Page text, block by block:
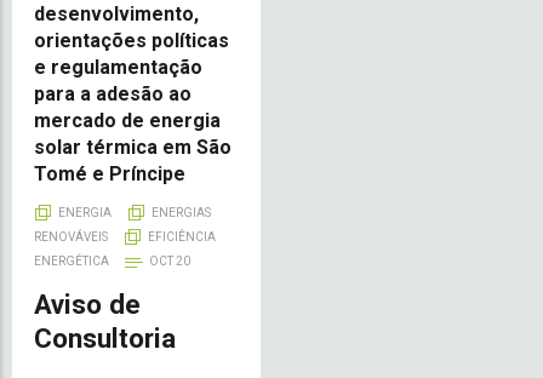
desenvolvimento,
orientações políticas
e regulamentação
para a adesão ao
mercado de energia
solar térmica em São
Tomé e Príncipe
ENERGIA
ENERGIAS
RENOVÁVEIS
EFICIÊNCIA
ENERGÉTICA
OCT 20
Aviso de
Consultoria